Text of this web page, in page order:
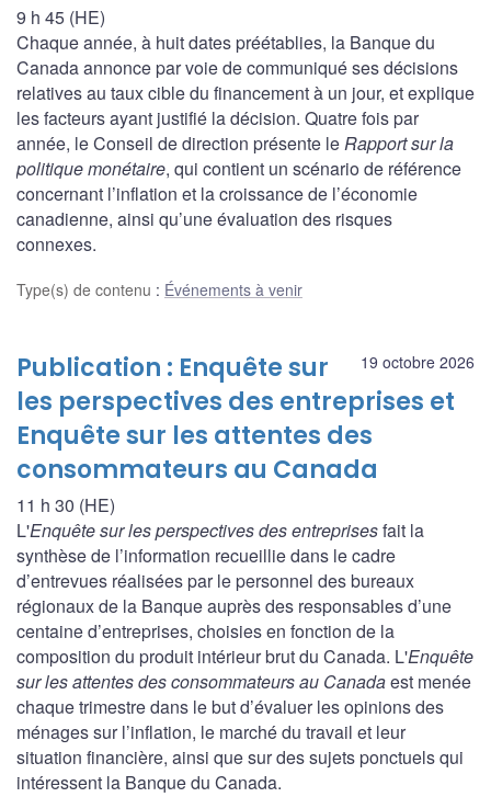
9 h 45 (HE)
Chaque année, à huit dates préétablies, la Banque du
Canada annonce par voie de communiqué ses décisions
relatives au taux cible du financement à un jour, et explique
les facteurs ayant justifié la décision. Quatre fois par
année, le Conseil de direction présente leRapport sur la
politique monétaire, qui contient un scénario de référence
concernant l’inflation et la croissance de l’économie
canadienne, ainsi qu’une évaluation des risques
connexes.
Type(s) de contenu : Événements à venir
19 octobre 2026
Publication : Enquête sur
les perspectives des entreprises et
Enquête sur les attentes des
consommateurs au Canada
11 h 30 (HE)
L'Enquête sur les perspectives des entreprisesfait la
synthèse de l’information recueillie dans le cadre
d’entrevues réalisées par le personnel des bureaux
régionaux de la Banque auprès des responsables d’une
centaine d’entreprises, choisies en fonction de la
composition du produit intérieur brut du Canada. L'Enquête
sur les attentes des consommateurs au Canadaest menée
chaque trimestre dans le but d’évaluer les opinions des
ménages sur l’inflation, le marché du travail et leur
situation financière, ainsi que sur des sujets ponctuels qui
intéressent la Banque du Canada.